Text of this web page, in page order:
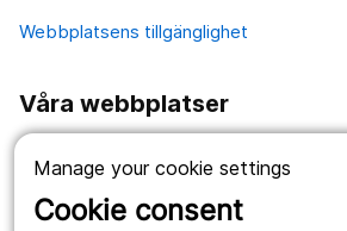
Manage your cookie settings
Cookie consent
Webbplatsens tillgänglighet
Våra webbplatser
Länstrafiken